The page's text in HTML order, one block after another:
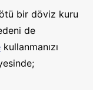
bir döviz kuru
de
kullanmanızı